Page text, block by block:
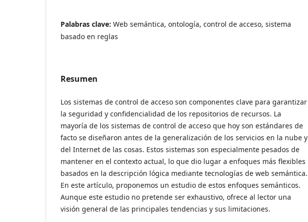
Palabras clave: Web semántica, ontología, control de acceso, sistema
basado en reglas
Resumen
Los sistemas de control de acceso son componentes clave para garantizar
la seguridad y confidencialidad de los repositorios de recursos. La
mayoría de los sistemas de control de acceso que hoy son estándares de
facto se diseñaron antes de la generalización de los servicios en la nube y
del Internet de las cosas. Estos sistemas son especialmente pesados de
mantener en el contexto actual, lo que dio lugar a enfoques más flexibles
basados en la descripción lógica mediante tecnologías de web semántica.
En este artículo, proponemos un estudio de estos enfoques semánticos.
Aunque este estudio no pretende ser exhaustivo, ofrece al lector una
visión general de las principales tendencias y sus limitaciones.